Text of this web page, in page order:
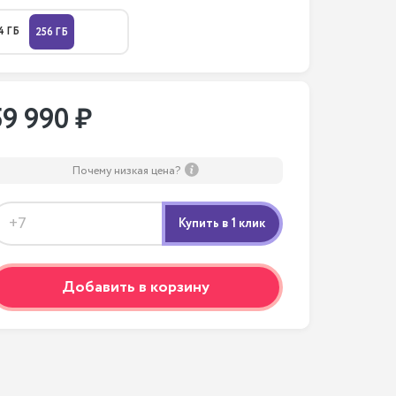
ГБ 256 ГБ
990 ₽
Почему низкая цена?
Добавить в корзину